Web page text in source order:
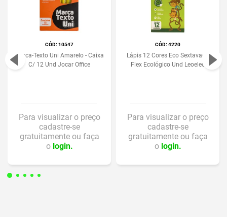
:10547
Marca-Texto Uni Amarelo - Caixa
C/ 12 Und Jocar Office
Para visualizar o preço
cadastre-se
gratuitamente ou faça
o login.
:4220
Lápis 12 Cores Eco Sextavado
Flex Ecológico Und Leoeleo
Para visualizar o preço
cadastre-se
gratuitamente ou faça
o login.